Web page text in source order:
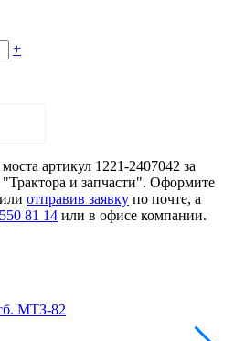
+
артикул 1221-2407042 за
и запчасти". Оформите
отправив заявку по почте, а
81 14 или в офисе компании.
МТЗ-82